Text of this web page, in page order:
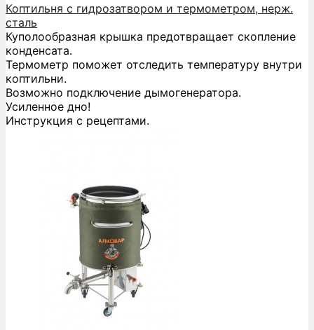
Коптильня с гидрозатвором и термометром, нерж.
сталь
Куполообразная крышка предотвращает скопление
конденсата.
Термометр поможет отследить температуру внутри
коптильни.
Возможно подключение дымогенератора.
Усиленное дно!
Инструкция с рецептами.